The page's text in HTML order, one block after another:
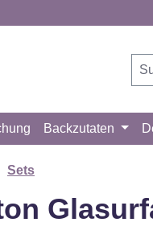
Backzutaten
Sets